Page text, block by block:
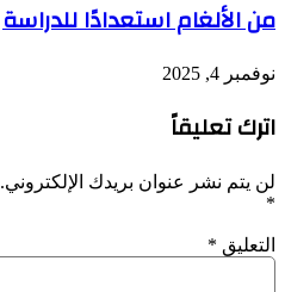
من الألغام استعدادًا للدراسة
نوفمبر 4, 2025
اترك تعليقاً
لن يتم نشر عنوان بريدك الإلكتروني.
*
التعليق *